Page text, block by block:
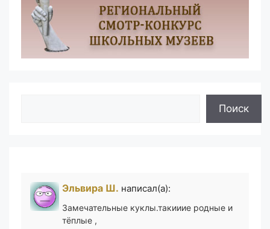
Поиск
Эльвира Ш. написал(а):
Замечательные куклы.такииие родные и
тёплые ,